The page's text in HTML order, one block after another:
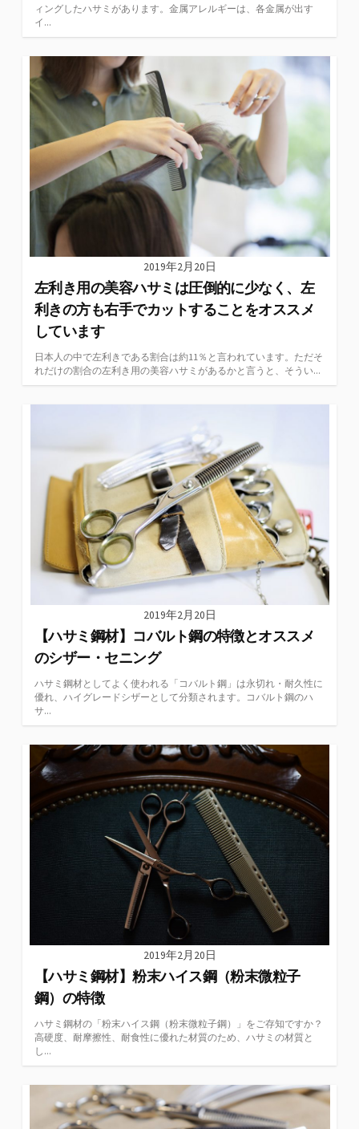
ィングしたハサミがあります。金属アレルギーは、各金属が出す
イ...
2019年2月20日
左利き用の美容ハサミは圧倒的に少なく、左
利きの方も右手でカットすることをオススメ
しています
日本人の中で左利きである割合は約11％と言われています。ただそ
れだけの割合の左利き用の美容ハサミがあるかと言うと、そうい...
2019年2月20日
【ハサミ鋼材】コバルト鋼の特徴とオススメ
のシザー・セニング
ハサミ鋼材としてよく使われる「コバルト鋼」は永切れ・耐久性に
優れ、ハイグレードシザーとして分類されます。コバルト鋼のハ
サ...
2019年2月20日
【ハサミ鋼材】粉末ハイス鋼（粉末微粒子
鋼）の特徴
ハサミ鋼材の「粉末ハイス鋼（粉末微粒子鋼）」をご存知ですか？
高硬度、耐摩擦性、耐食性に優れた材質のため、ハサミの材質と
し...